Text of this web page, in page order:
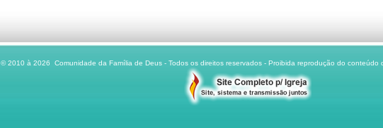
© 2010 à 2026 Comunidade da Família de Deus - Todos os direitos reservados - Proibida reprodução do conteúdo